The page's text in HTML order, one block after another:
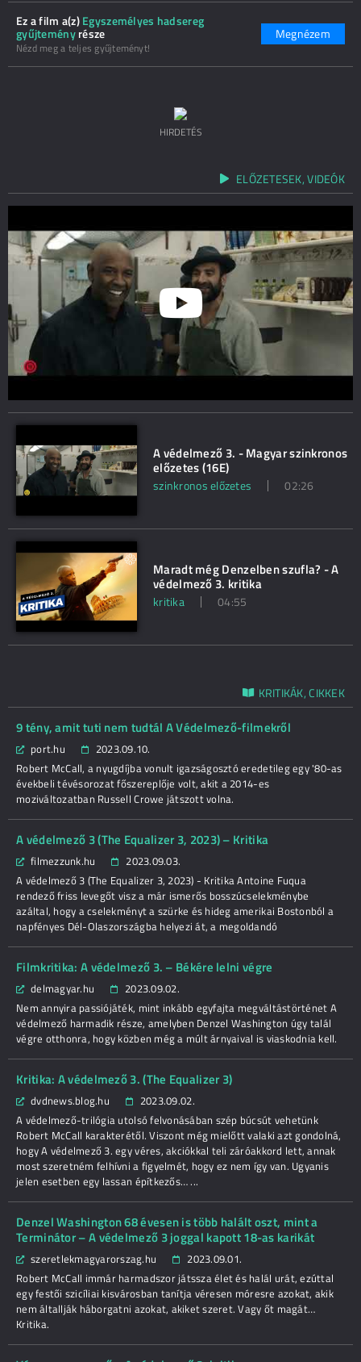
Ez a film a(z)Egyszemélyes hadsereg
gyűjteményrésze
Nézd meg a teljes gyűjteményt!
Megnézem
HIRDETÉS
ELŐZETESEK, VIDEÓK
A védelmező 3. - Magyar szinkronos
előzetes (16E)
szinkronos előzetes 02:26
Maradt még Denzelben szufla? - A
védelmező 3. kritika
kritika 04:55
KRITIKÁK, CIKKEK
9 tény, amit tuti nem tudtál A Védelmező-filmekről
port.hu
2023.09.10.
Robert McCall, a nyugdíjba vonult igazságosztó eredetileg egy '80-as
évekbeli tévésorozat főszereplője volt, akit a 2014-es
moziváltozatban Russell Crowe játszott volna.
A védelmező 3 (The Equalizer 3, 2023) – Kritika
filmezzunk.hu
2023.09.03.
A védelmező 3 (The Equalizer 3, 2023) - Kritika Antoine Fuqua
rendező friss levegőt visz a már ismerős bosszúcselekménybe
azáltal, hogy a cselekményt a szürke és hideg amerikai Bostonból a
napfényes Dél-Olaszországba helyezi át, a megoldandó
Filmkritika: A védelmező 3. – Békére lelni végre
delmagyar.hu
2023.09.02.
Nem annyira passiójáték, mint inkább egyfajta megváltástörténet A
védelmező harmadik része, amelyben Denzel Washington úgy talál
végre otthonra, hogy közben még a múlt árnyaival is viaskodnia kell.
Kritika: A védelmező 3. (The Equalizer 3)
dvdnews.blog.hu
2023.09.02.
A védelmező-trilógia utolsó felvonásában szép búcsút vehetünk
Robert McCall karakterétől. Viszont még mielőtt valaki azt gondolná,
hogy A védelmező 3. egy véres, akciókkal teli záróakkord lett, annak
most szeretném felhívni a figyelmét, hogy ez nem így van. Ugyanis
jelen esetben egy lassan építkezős… ...
Denzel Washington 68 évesen is több halált oszt, mint a
Terminátor – A védelmező 3 joggal kapott 18-as karikát
szeretlekmagyarorszag.hu
2023.09.01.
Robert McCall immár harmadszor játssza élet és halál urát, ezúttal
egy festői szicíliai kisvárosban tanítja véresen móresre azokat, akik
nem általlják háborgatni azokat, akiket szeret. Vagy őt magát…
Kritika.